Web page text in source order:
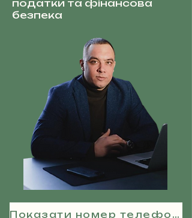
податки та фінансова
безпека
Показати номер телефону